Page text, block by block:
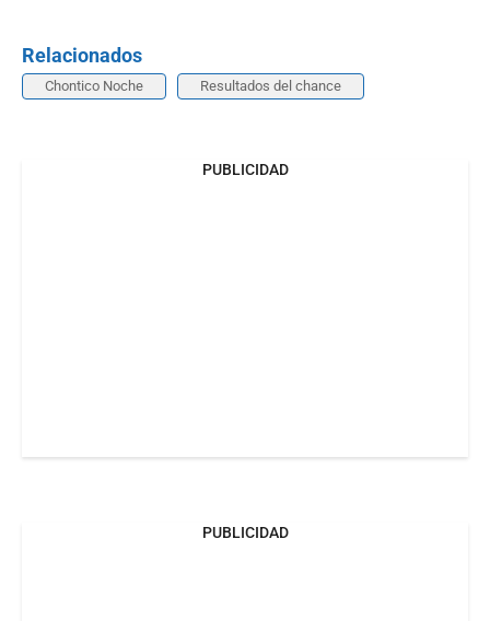
Relacionados
Chontico Noche Resultados del chance
PUBLICIDAD
PUBLICIDAD